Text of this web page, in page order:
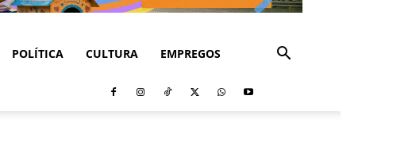
POLÍTICA CULTURA EMPREGOS